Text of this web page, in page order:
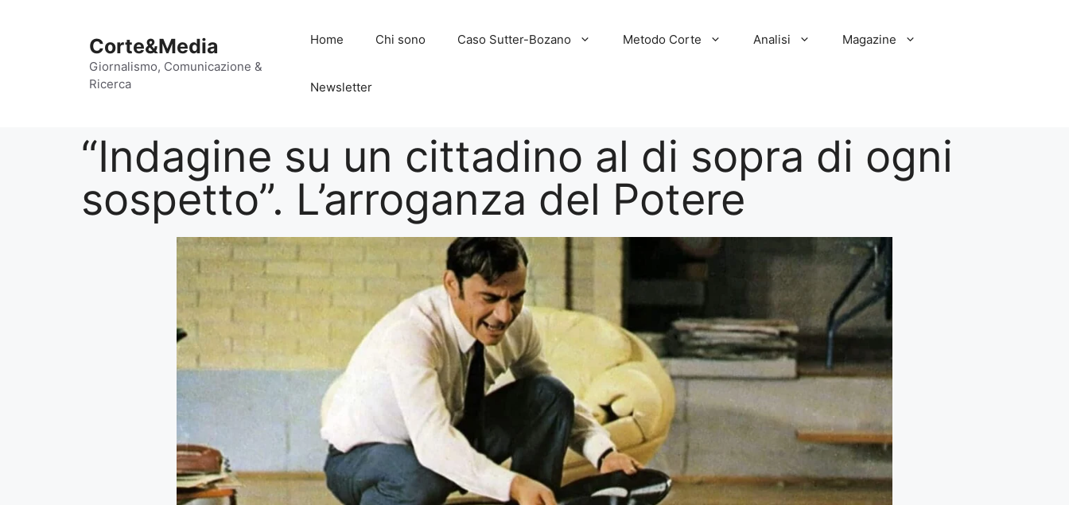
Corte&Media
Giornalismo, Comunicazione &
Ricerca
Home Chi sono Caso Sutter-Bozano Metodo Corte Analisi Magazine
Newsletter
“Indagine su un cittadino al di sopra di ogni
sospetto”. L’arroganza del Potere